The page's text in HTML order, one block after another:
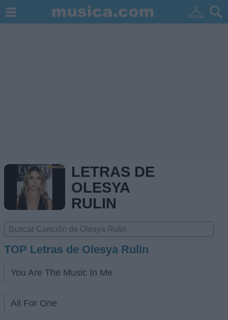
LETRAS DE
OLESYA
RULIN
TOP Letras de Olesya Rulin
You Are The Music In Me
All For One